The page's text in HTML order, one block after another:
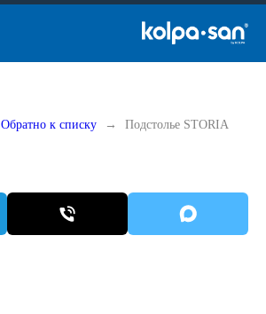
Обратно к списку
Подстолье STORIA